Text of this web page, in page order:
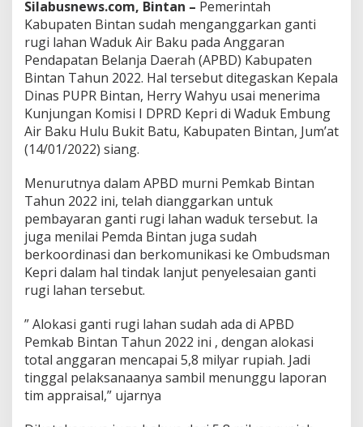
n
a
n
L
a
h
a
n
W
a
k
A
B
a
k
B
i
n
t
a
Silabusnews.com, Bintan – Pemerintah
Kabupaten Bintan sudah menganggarkan ganti
rugi lahan Waduk Air Baku pada Anggaran
Pendapatan Belanja Daerah (APBD) Kabupaten
Bintan Tahun 2022. Hal tersebut ditegaskan Kepala
Dinas PUPR Bintan, Herry Wahyu usai menerima
Kunjungan Komisi I DPRD Kepri di Waduk Embung
Air Baku Hulu Bukit Batu, Kabupaten Bintan, Jum’at
(14/01/2022) siang.
Menurutnya dalam APBD murni Pemkab Bintan
Tahun 2022 ini, telah dianggarkan untuk
pembayaran ganti rugi lahan waduk tersebut. Ia
juga menilai Pemda Bintan juga sudah
berkoordinasi dan berkomunikasi ke Ombudsman
Kepri dalam hal tindak lanjut penyelesaian ganti
rugi lahan tersebut.
” Alokasi ganti rugi lahan sudah ada di APBD
Pemkab Bintan Tahun 2022 ini , dengan alokasi
total anggaran mencapai 5,8 milyar rupiah. Jadi
tinggal pelaksanaanya sambil menunggu laporan
tim appraisal,” ujarnya